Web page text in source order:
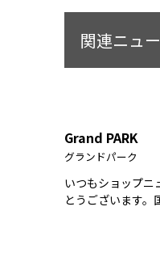
関連ニュ
Grand PARK
グランドパーク
いつもショップニ
とうございます。